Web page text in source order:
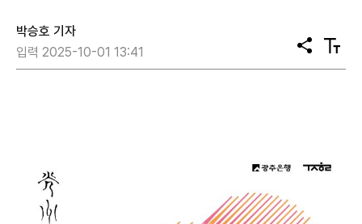
박승호 기자
입력 2025-10-01 13:41
공
유
텍
스